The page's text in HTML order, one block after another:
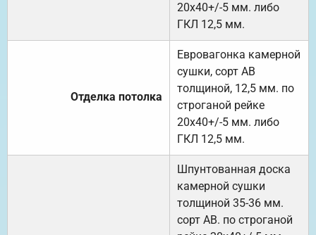
20х40+/-5 мм. либо
ГКЛ 12,5 мм.
Отделка потолка
Евровагонка камерной
сушки, сорт АВ
толщиной, 12,5 мм. по
строганой рейке
20х40+/-5 мм. либо
ГКЛ 12,5 мм.
Шпунтованная доска
камерной сушки
толщиной 35-36 мм.
сорт АВ. по строганой